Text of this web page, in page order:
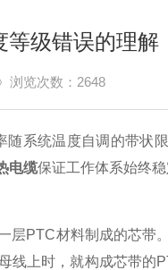
等级错误的理解
浏览次数：2648
系统温度自调的带状
电缆保证工作体系始终
PTC材料制成的芯带
上时，就构成芯带的